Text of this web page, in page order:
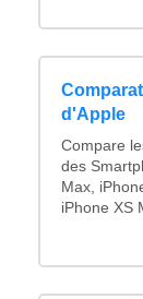
d'Apple
Compare
des
Max,
iPhone XS